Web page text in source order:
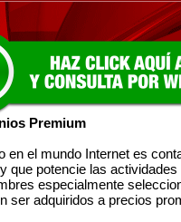
Premium
en el mundo Internet es
que potencie las
especialmente
ser adquiridos a precios